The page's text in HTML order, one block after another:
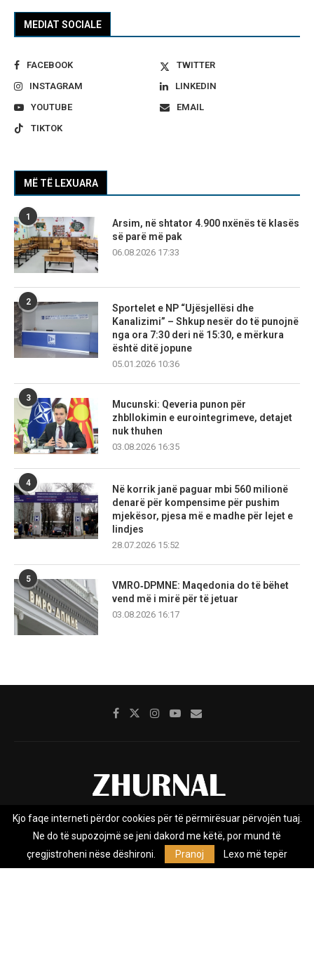
MEDIAT SOCIALE
FACEBOOK
TWITTER
INSTAGRAM
LINKEDIN
YOUTUBE
EMAIL
TIKTOK
MË TË LEXUARA
1
Arsim, në shtator 4.900 nxënës të klasës
së parë më pak
06.08.2026 17:33
2
Sportelet e NP “Ujësjellësi dhe
Kanalizimi” – Shkup nesër do të punojnë
nga ora 7:30 deri në 15:30, e mërkura
është ditë jopune
05.01.2026 10:36
3
Mucunski: Qeveria punon për
zhbllokimin e eurointegrimeve, detajet
nuk thuhen
03.08.2026 16:35
4
Në korrik janë paguar mbi 560 milionë
denarë për kompensime për pushim
mjekësor, pjesa më e madhe për lejet e
lindjes
28.07.2026 15:52
5
VMRO‑DPMNE: Maqedonia do të bëhet
vend më i mirë për të jetuar
03.08.2026 16:17
Rreth nesh Impresumi Marketing
Kontakt
Privacy Policy
Zhurnal.mk është Agjenci e Lajmeve e pavarur, e themeluar në vitin
Kjo faqe interneti përdor cookies për të përmirësuar përvojën tuaj.
Ne do të supozojmë se jeni dakord me këtë, por mund të
çregjistroheni nëse dëshironi.
Pranoj Lexo më tepër